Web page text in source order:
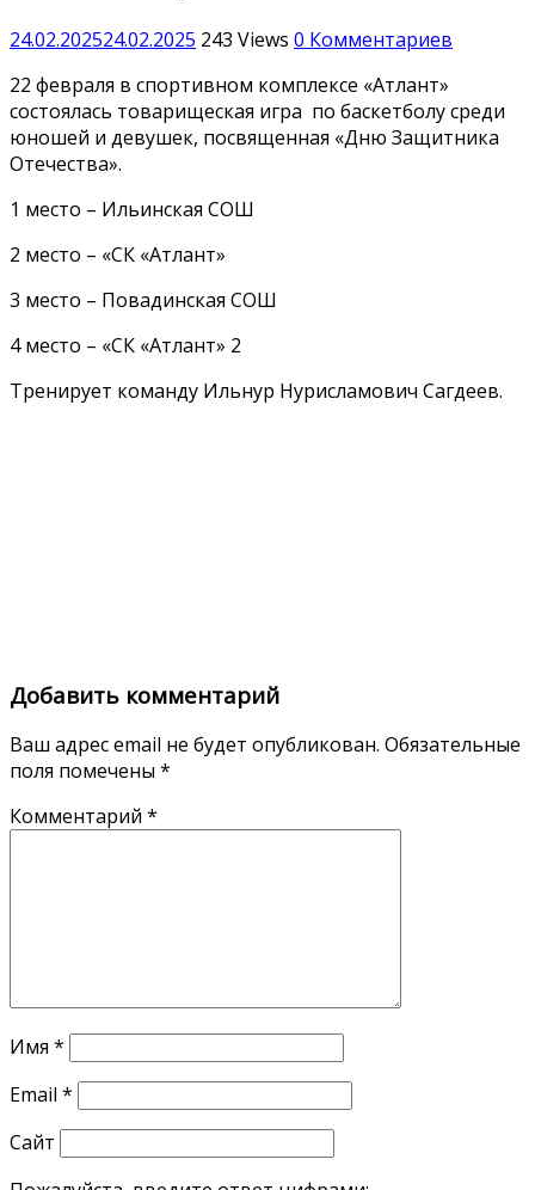
24.02.202524.02.2025 243 Views 0 Комментариев
22 февраля в спортивном комплексе «Атлант»
состоялась товарищеская игра по баскетболу среди
юношей и девушек, посвященная «Дню Защитника
Отечества».
1 место – Ильинская СОШ
2 место – «СК «Атлант»
3 место – Повадинская СОШ
4 место – «СК «Атлант» 2
Тренирует команду Ильнур Нурисламович Сагдеев.
Добавить комментарий
Ваш адрес email не будет опубликован. Обязательные
поля помечены *
Комментарий *
Имя *
Email *
Сайт